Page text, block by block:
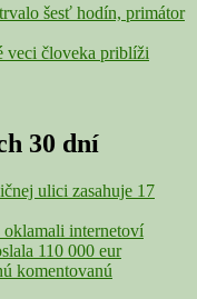
šesť hodín, primátor
veci človeka priblíži
30 dní
ulici zasahuje 17
internetoví
110 000 eur
komentovanú